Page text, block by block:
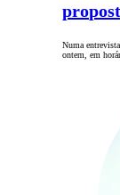
Numa
ontem, em